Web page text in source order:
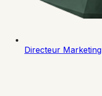
Directeur Marketing